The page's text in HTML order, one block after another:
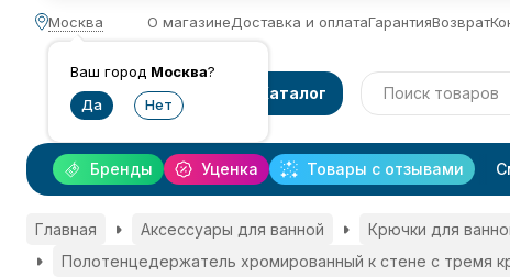
Москва
Ваш город Москва?
О магазинеДоставка и оплатаГарантияВозврат
Каталог
Уценка Товары с отзывами
Бренды
Главная Аксессуары для ванной
Крючки для
Полотенцедержатель хромированный к стене с тремя